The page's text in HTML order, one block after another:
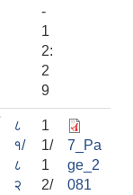
-
1
2:
2
9
८
१/
८
२
1
1/
1
2/
7_Pa
ge_2
081